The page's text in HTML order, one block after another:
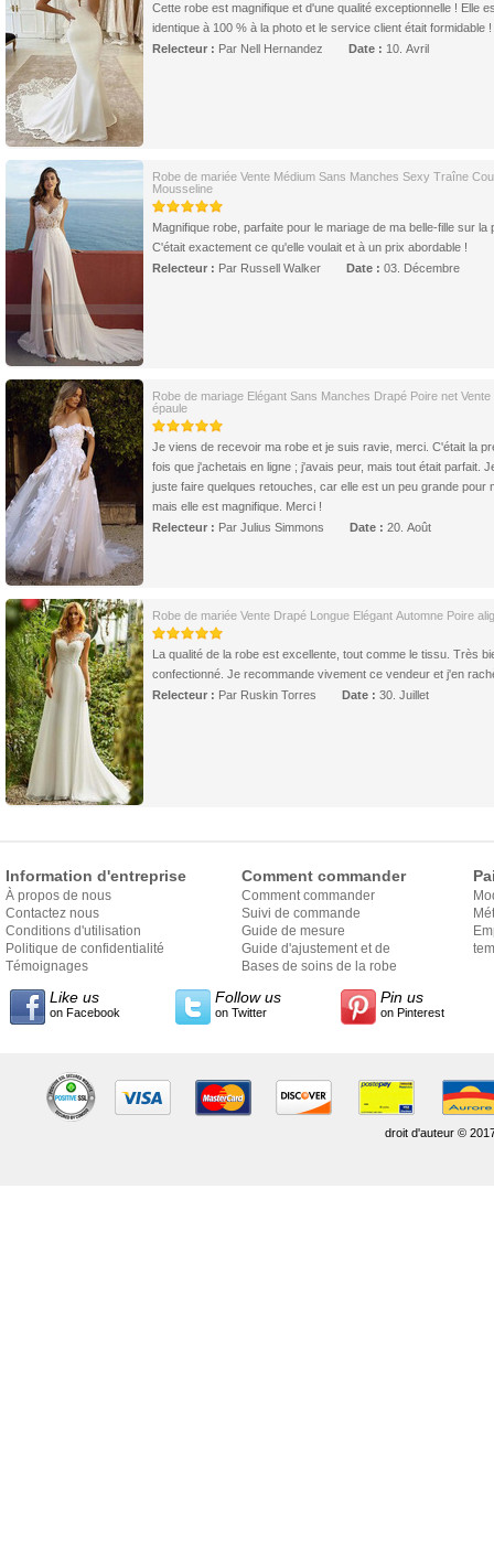
Cette robe est magnifique et d'une qualité exceptionnelle ! Elle
identique à 100 % à la photo et le service client était formidable !
Relecteur : Par Nell Hernandez Date : 10. Avril
Robe de mariée Vente Médium Sans Manches Sexy Traîne
Mousseline
Magnifique robe, parfaite pour le mariage de ma belle-fille sur la
C'était exactement ce qu'elle voulait et à un prix abordable !
Relecteur : Par Russell Walker Date : 03. Décembre
Robe de mariage Elégant Sans Manches Drapé Poire net
épaule
Je viens de recevoir ma robe et je suis ravie, merci. C'était la
fois que j'achetais en ligne ; j'avais peur, mais tout était parfait.
juste faire quelques retouches, car elle est un peu grande pour
mais elle est magnifique. Merci !
Relecteur : Par Julius Simmons Date : 20. Août
Robe de mariée Vente Drapé Longue Elégant Automne Poire
La qualité de la robe est excellente, tout comme le tissu. Très
confectionné. Je recommande vivement ce vendeur et j'en
Relecteur : Par Ruskin Torres Date : 30. Juillet
Information d'entreprise
À propos de nous
Contactez nous
Conditions d'utilisation
Politique de confidentialité
Témoignages
Comment commander
Comment commander
Suivi de commande
Guide de mesure
Guide d'ajustement et de
style
Bases de soins de la robe
Like us
on Facebook
Follow us
on Twitter
Pin us
on Pinterest
droit d'auteur ©